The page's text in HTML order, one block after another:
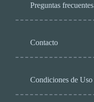
Preguntas frecuentes
Contacto
Condiciones de Uso